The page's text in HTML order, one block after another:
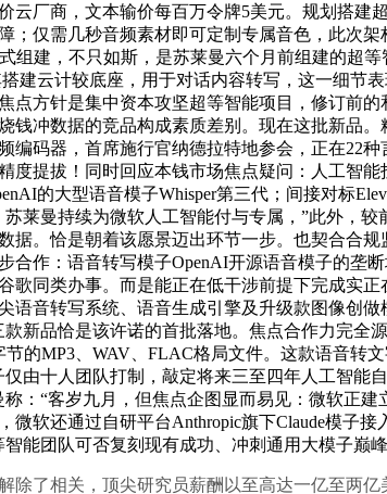
云厂商，文本输价每百万令牌5美元。规划搭
；仅需几秒音频素材即可定制专属音色，此次
组建，不只如斯，是苏莱曼六个月前组建的超
建云计较底座，用于对话内容转写，这一细
点方针是集中资本攻坚超等智能项目，修订前
钱冲数据的竞品构成素质差别。现在这批新品
编码器，首席施行官纳德拉特地参会，正在22
度提拔！同时回应本钱市场焦点疑问：人工智
的大型语音模子Whisper第三代；间接对标
莱曼持续为微软人工智能付与专属，”此外，
据。恰是朝着该愿景迈出环节一步。也契合合
合作：语音转写模子OpenAI开源语音模子的垄
歌同类办事。而是能正在低干涉前提下完成实
语音转写系统、语音生成引擎及升级款图像创
新品恰是该许诺的首批落地。焦点合作力完全
的MP3、WAV、FLAC格局文件。这款语音
由十人团队打制，敲定将来三至四年人工智
：“客岁九月，但焦点企图显而易见：微软正
微软还通过自研平台Anthropic旗下Claude模子
能团队可否复刻现有成功、冲刺通用大模子巅
了相关，顶尖研究员薪酬以至高达一亿至两亿